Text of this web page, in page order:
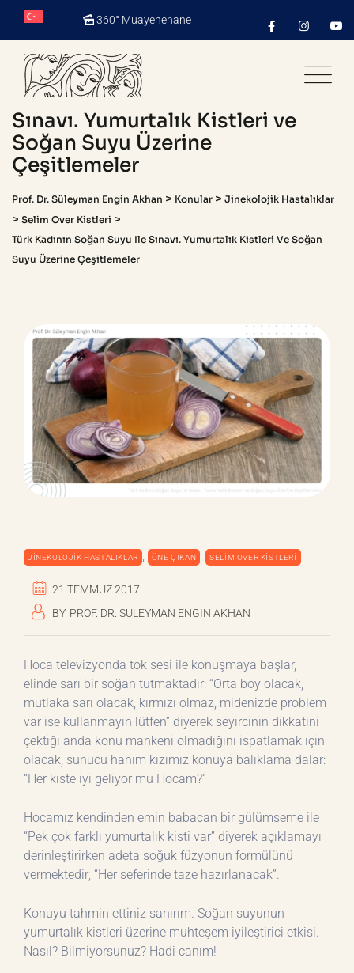
360° Muayenehane
Türk Kadının Soğan Suyu ile
Sınavı. Yumurtalık Kistleri ve
Soğan Suyu Üzerine
Çeşitlemeler
Prof. Dr. Süleyman Engin Akhan > Konular > Jinekolojik Hastalıklar
> Selim Over Kistleri >
Türk Kadının Soğan Suyu Ile Sınavı. Yumurtalık Kistleri Ve Soğan
Suyu Üzerine Çeşitlemeler
JINEKOLOJIK HASTALIKLAR , ÖNE ÇIKAN , SELIM OVER KISTLERI
21 TEMMUZ 2017
BY PROF. DR. SÜLEYMAN ENGIN AKHAN
Hoca televizyonda tok sesi ile konuşmaya başlar,
elinde sarı bir soğan tutmaktadır: “Orta boy olacak,
mutlaka sarı olacak, kırmızı olmaz, midenizde problem
var ise kullanmayın lütfen” diyerek seyircinin dikkatini
çektiği anda konu mankeni olmadığını ispatlamak için
olacak, sunucu hanım kızımız konuya balıklama dalar:
“Her kiste iyi geliyor mu Hocam?”
Hocamız kendinden emin babacan bir gülümseme ile
“Pek çok farklı yumurtalık kisti var” diyerek açıklamayı
derinleştirirken adeta soğuk füzyonun formülünü
vermektedir; “Her seferinde taze hazırlanacak”.
Konuyu tahmin ettiniz sanırım. Soğan suyunun
yumurtalık kistleri üzerine muhteşem iyileştirici etkisi.
Nasıl? Bilmiyorsunuz? Hadi canım!